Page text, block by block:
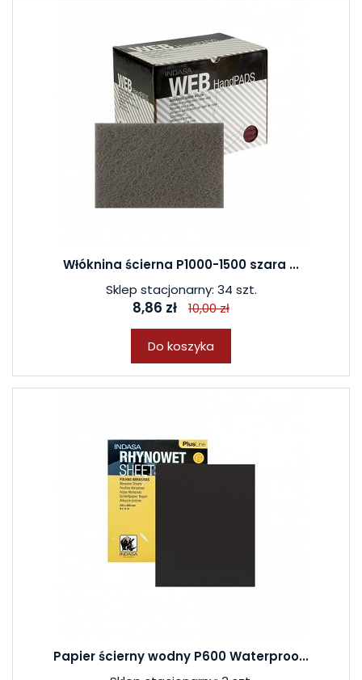
Włóknina ścierna P1000-1500 szara ...
Sklep stacjonarny: 34 szt.
8,86 zł 10,00 zł
Do koszyka
Papier ścierny wodny P600 Waterproo...